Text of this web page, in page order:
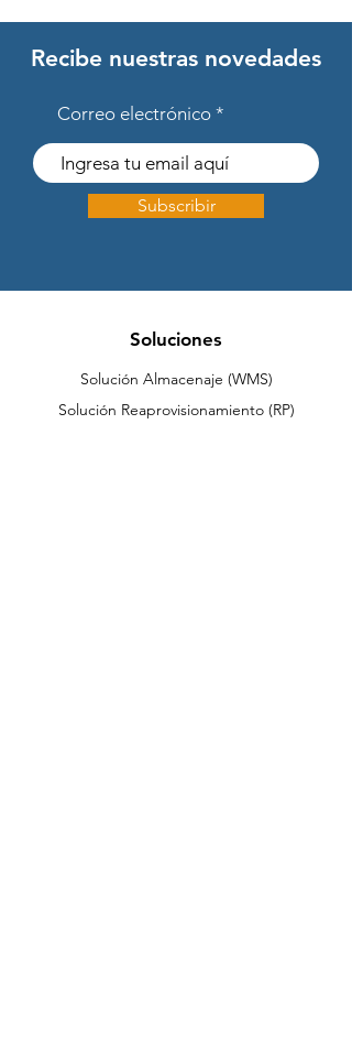
Recibe nuestras novedades
Correo electrónico
Subscribir
Soluciones
Solución Almacenaje (WMS)
Solución Reaprovisionamiento (RP)